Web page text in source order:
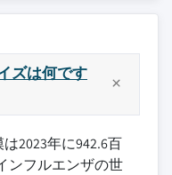
ズは何です
2023年に942.6百
ンフルエンザの世